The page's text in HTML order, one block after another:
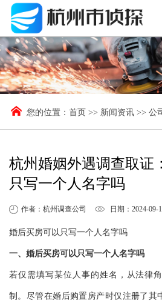
您的位置： 首页 >> 新闻资讯 >> 公
杭州婚姻外遇调查取证
只写一个人名字吗
作者：杭州调查公司 日期：2024-09-
婚后买房可以只写一个人名字吗
一、婚后买房可以只写一个人名字吗
若仅需填写某位人事的姓名，从法律
制。尽管在婚后购置房产时仅注册了其